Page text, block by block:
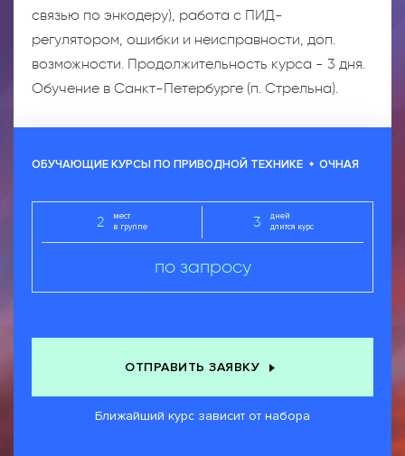
связью по энкодеру), работа с ПИД-
регулятором, ошибки и неисправности, доп.
возможности. Продолжительность курса - 3 дня.
Обучение в Санкт-Петербурге (п. Стрельна).
ОБУЧАЮЩИЕ КУРСЫ ПО ПРИВОДНОЙ ТЕХНИКЕ ОЧНАЯ
2
мест
в группе
3
дней
длится курс
по запросу
ОТПРАВИТЬ ЗАЯВКУ
Ближайший курс зависит от набора